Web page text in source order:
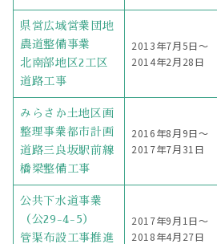
県営広域営業団地
農道整備事業
北南部地区2工区
道路工事
2013年7月5日〜
2014年2月28日
みらさか土地区画
整理事業都市計画
道路三良坂駅前線
橋梁整備工事
2016年8月9日〜
2017年7月31日
公共下水道事業
（公29-4-5）
管渠布設工事推進
2017年9月1日〜
2018年4月27日